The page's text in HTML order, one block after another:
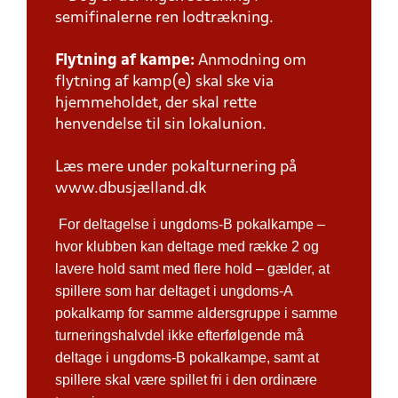
semifinalerne ren lodtrækning.
Flytning af kampe: Anmodning om
flytning af kamp(e) skal ske via
hjemmeholdet, der skal rette
henvendelse til sin lokalunion.
Læs mere under pokalturnering på
www.dbusjælland.dk
For deltagelse i ungdoms-B pokalkampe –
hvor klubben kan deltage med række 2 og
lavere hold samt med flere hold – gælder, at
spillere som har deltaget i ungdoms-A
pokalkamp for samme aldersgruppe i samme
turneringshalvdel ikke efterfølgende må
deltage i ungdoms-B pokalkampe, samt at
spillere skal være spillet fri i den ordinære